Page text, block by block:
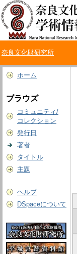
奈良文化財研究所
ホーム
ブラウズ
コミュニティ/
コレクション
発行日
著者
タイトル
主題
ヘルプ
DSpaceについて